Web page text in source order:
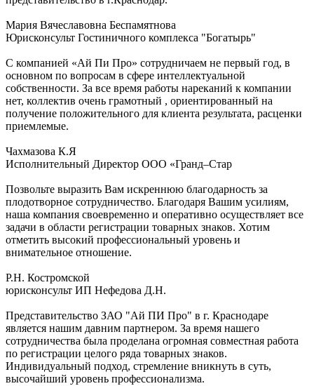
Мария Вячеславовна Беспамятнова
Юрисконсульт Гостиничного комплекса "Богатырь"
С компанией «Ай Пи Про» сотрудничаем не первый год, в
основном по вопросам в сфере интеллектуальной
собственности. За все время работы нареканий к компании
нет, коллектив очень грамотный , ориентированный на
получение положительного для клиента результата, расценки
приемлемые.
Чахмазова К.Я
Исполнительный Директор ООО «Гранд–Стар
Позвольте выразить Вам искреннюю благодарность за
плодотворное сотрудничество. Благодаря Вашим усилиям,
наша компания своевременно и оперативно осуществляет все
задачи в области регистрации товарных знаков. Хотим
отметить высокий профессиональный уровень и
внимательное отношение.
Р.Н. Костромской
юрисконсульт ИП Нефедова Д.Н.
Представительство ЗАО "Ай ПИ Про" в г. Краснодаре
является нашим давним партнером. За время нашего
сотрудничества была проделана огромная совместная работа
по регистрации целого ряда товарных знаков.
Индивидуальный подход, стремление вникнуть в суть,
высочайший уровень профессионализма.